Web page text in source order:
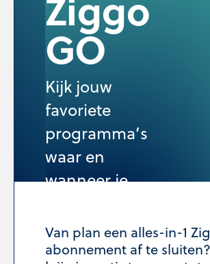
GO
Kijk jouw
favoriete
programma’s
waar en
wanneer je
Stel samen
Van plan een alles-in-1
abonnement af te